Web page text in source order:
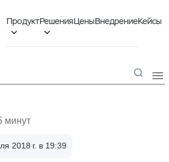
Продукт

Решения

ЦеныВнедрениеКейсы

минут
2018 г. в 19:39